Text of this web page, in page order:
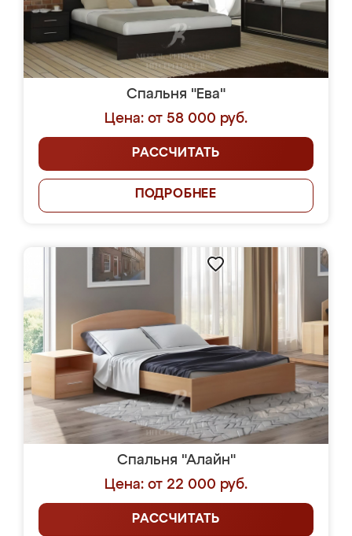
Спальня "Ева"
Цена: от 58 000 руб.
РАССЧИТАТЬ
ПОДРОБНЕЕ
Спальня "Алайн"
Цена: от 22 000 руб.
РАССЧИТАТЬ